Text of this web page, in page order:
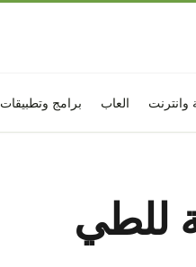
وانترنت العاب برامج وتطبيقات
للطي